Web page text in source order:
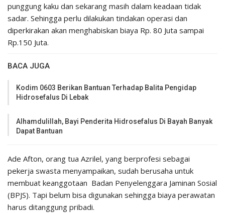
punggung kaku dan sekarang masih dalam keadaan tidak
sadar. Sehingga perlu dilakukan tindakan operasi dan
diperkirakan akan menghabiskan biaya Rp. 80 Juta sampai
Rp.150 Juta.
BACA JUGA
Kodim 0603 Berikan Bantuan Terhadap Balita Pengidap
Hidrosefalus Di Lebak
Alhamdulillah, Bayi Penderita Hidrosefalus Di Bayah Banyak
Dapat Bantuan
Ade Afton, orang tua Azrilel, yang berprofesi sebagai
pekerja swasta menyampaikan, sudah berusaha untuk
membuat keanggotaan Badan Penyelenggara Jaminan Sosial
(BPJS). Tapi belum bisa digunakan sehingga biaya perawatan
harus ditanggung pribadi.